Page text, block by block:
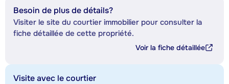
Besoin de plus de détails?
Visiter le site du courtier immobilier pour consulter la
fiche détaillée de cette propriété.
Voir la fiche détaillée
Visite avec le courtier